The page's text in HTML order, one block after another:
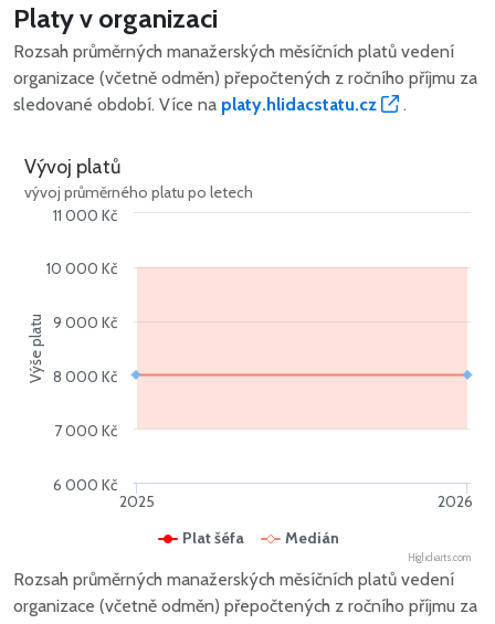
Platy v organizaci
Rozsah průměrných manažerských měsíčních platů vedení
organizace (včetně odměn) přepočtených z ročního příjmu za
sledované období. Více na platy.hlidacstatu.cz .
Výše platu
Vývoj platů
vývoj průměrného platu po letech
Plat šéfa Medián
2025 2026
6 000 Kč
7 000 Kč
8 000 Kč
9 000 Kč
10 000 Kč
11 000 Kč
Highcharts.com
Rozsah průměrných manažerských měsíčních platů vedení
organizace (včetně odměn) přepočtených z ročního příjmu za